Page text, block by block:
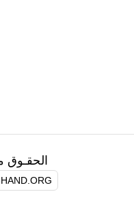
الحقـوق